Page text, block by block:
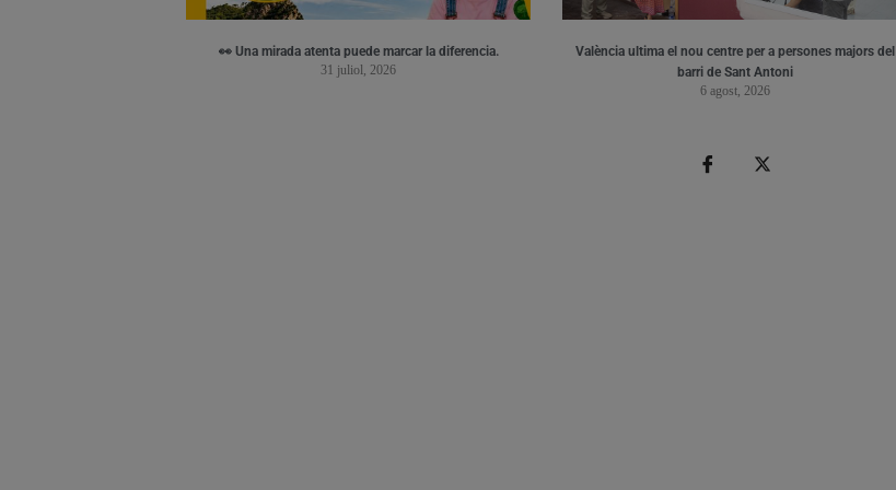
👀 Una mirada atenta puede marcar la diferencia.
31 juliol, 2026
València ultima el nou centre per a persones majors del
barri de Sant Antoni
6 agost, 2026